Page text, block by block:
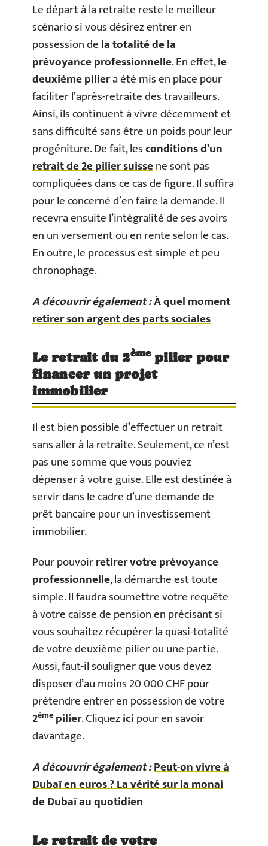
Le départ à la retraite reste le meilleur
scénario si vous désirez entrer en
possession dela totalité de la
prévoyance professionnelle. En effet,le
deuxième piliera été mis en place pour
faciliter l’après-retraite des travailleurs.
Ainsi, ils continuent à vivre décemment et
sans difficulté sans être un poids pour leur
progéniture. De fait, lesconditions d’un
retrait de 2e pilier suissene sont pas
compliquées dans ce cas de figure. Il suffira
pour le concerné d’en faire la demande. Il
recevra ensuite l’intégralité de ses avoirs
en un versement ou en rente selon le cas.
En outre, le processus est simple et peu
chronophage.
A découvrir également :À quel moment
retirer son argent des parts sociales
Le retrait du 2èmepilier pour
financer un projet
immobilier
Il est bien possible d’effectuer un retrait
sans aller à la retraite. Seulement, ce n’est
pas une somme que vous pouviez
dépenser à votre guise. Elle est destinée à
servir dans le cadre d’une demande de
prêt bancaire pour un investissement
immobilier.
Pour pouvoirretirer votre prévoyance
professionnelle, la démarche est toute
simple. Il faudra soumettre votre requête
à votre caisse de pension en précisant si
vous souhaitez récupérer la quasi-totalité
de votre deuxième pilier ou une partie.
Aussi, faut-il souligner que vous devez
disposer d’au moins 20 000 CHF pour
prétendre entrer en possession de votre
2ème pilier. Cliquezicipour en savoir
davantage.
A découvrir également :Peut-on vivre à
Dubaï en euros ? La vérité sur la monai
de Dubaï au quotidien
Le retrait de votre